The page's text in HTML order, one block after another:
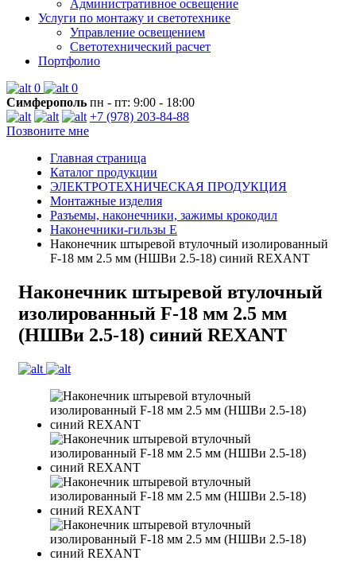
Административное освещение
Услуги по монтажу и светотехнике
Управление освещением
Светотехнический расчет
Портфолио
0
0
Симферополь пн - пт: 9:00 - 18:00
+7 (978) 203-84-88
Позвоните мне
Главная страница
Каталог продукции
ЭЛЕКТРОТЕХНИЧЕСКАЯ ПРОДУКЦИЯ
Монтажные изделия
Разъемы, наконечники, зажимы крокодил
Наконечники-гильзы Е
Наконечник штыревой втулочный изолированный
F-18 мм 2.5 мм (НШВи 2.5-18) синий REXANT
Наконечник штыревой втулочный
изолированный F-18 мм 2.5 мм
(НШВи 2.5-18) синий REXANT